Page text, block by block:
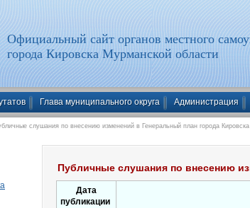
Официальный сайт органов местного
города Кировска Мурманской области
Глава муниципального округа Администрация
слушания по внесению изменений в Генеральный план города Кировска
Публичные слушания по внесению
Дата
публикации